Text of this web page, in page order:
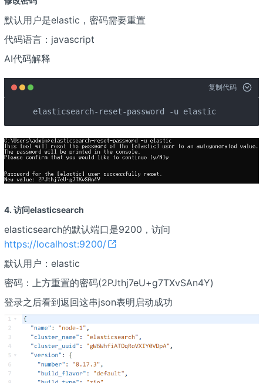
默认用户是elastic，密码需要重置
代码语言：javascript
AI代码解释
复制代码
elasticsearch-reset-password -u elastic
4. 访问elasticsearch
elasticsearch的默认端口是9200，访问
https://localhost:9200/
默认用户：elastic
密码：上方重置的密码(2PJthj7eU+g7TXvSAn4Y)
登录之后看到返回这串json表明启动成功